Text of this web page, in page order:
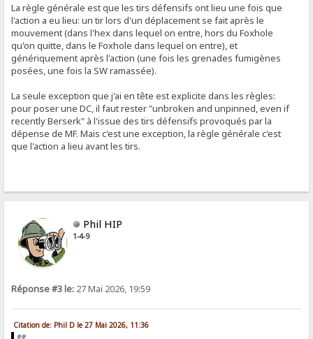
La règle générale est que les tirs défensifs ont lieu une fois que
l'action a eu lieu: un tir lors d'un déplacement se fait après le
mouvement (dans l'hex dans lequel on entre, hors du Foxhole
qu'on quitte, dans le Foxhole dans lequel on entre), et
génériquement après l'action (une fois les grenades fumigènes
posées, une fois la SW ramassée).
La seule exception que j'ai en tête est explicite dans les règles:
pour poser une DC, il faut rester "unbroken and unpinned, even if
recently Berserk" à l'issue des tirs défensifs provoqués par la
dépense de MF. Mais c'est une exception, la règle générale c'est
que l'action a lieu avant les tirs.
Phil HIP
1-4-9
Réponse #3 le: 27 Mai 2026, 19:59
Citation de: Phil D le 27 Mai 2026, 11:36